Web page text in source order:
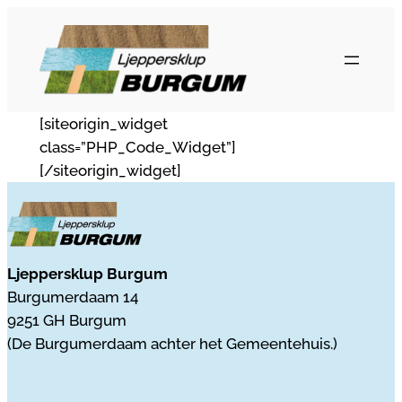
inhoud
[siteorigin_widget
class=”PHP_Code_Widget”]
[/siteorigin_widget]
Ljeppersklup Burgum
Burgumerdaam 14
9251 GH Burgum
(De Burgumerdaam achter het Gemeentehuis.)